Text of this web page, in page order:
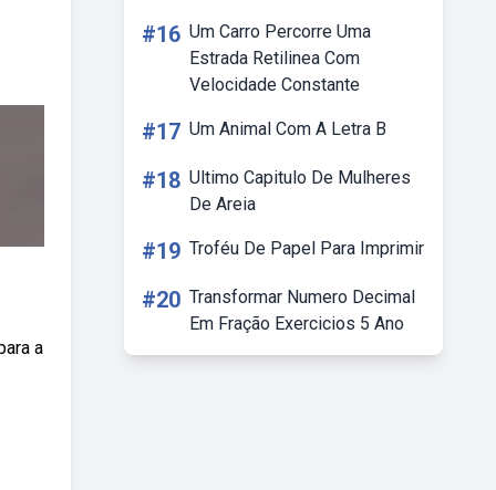
a
#16 Um Carro Percorre Uma
Estrada Retilinea Com
Velocidade Constante
#17 Um Animal Com A Letra B
#18 Ultimo Capitulo De Mulheres
De Areia
#19 Troféu De Papel Para Imprimir
#20 Transformar Numero Decimal
Em Fração Exercicios 5 Ano